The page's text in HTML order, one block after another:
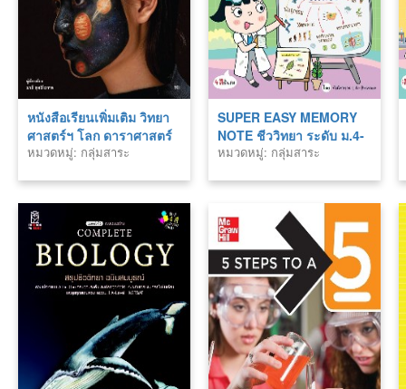
หนังสือเรียนเพิ่มเติม วิทยา
ศาสตร์ฯ โลก ดาราศาสตร์
และอวกาศ ม.6 (หลักสูตร
หมวดหมู่: กลุ่มสาระ
SUPER EASY MEMORY
NOTE ชีววิทยา ระดับ ม.4-
5-6 เรียนก็เข้าใจ สอบยิ่งง่าย
หมวดหมู่: กลุ่มสาระ